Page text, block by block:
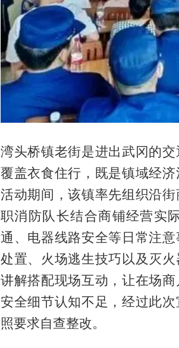
湾头桥镇老街是进出武冈的
覆盖衣食住行，既是镇域经
活动期间，该镇率先组织沿
职消防队长结合商铺经营实
通、电器线路安全等日常注
处置、火场逃生技巧以及灭
讲解搭配现场互动，让在场
安全细节认知不足，经过此
照要求自查整改。